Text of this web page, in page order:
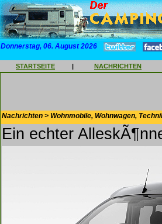
Donnerstag, 06. August 2026
STARTSEITE | NACHRICHTEN
Nachrichten > Wohnmobile, Wohnwagen,
Ein echter